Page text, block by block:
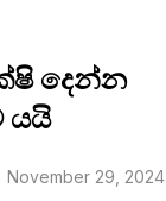
දෙන්න
යයි
November 29, 2024